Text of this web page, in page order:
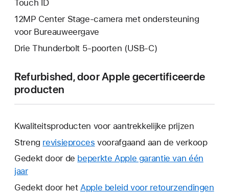
Touch ID
12MP Center Stage-camera met ondersteuning
voor Bureauweergave
Drie Thunderbolt 5-poorten (USB‑C)
Refurbished, door Apple gecertificeerde
producten
Kwaliteitsproducten voor aantrekkelijke prijzen
Streng revisieproces voorafgaand aan de verkoop
Gedekt door de beperkte Apple garantie van één
jaarHierdoor
wordt
Gedekt door hetApple beleid voor retourzendingen